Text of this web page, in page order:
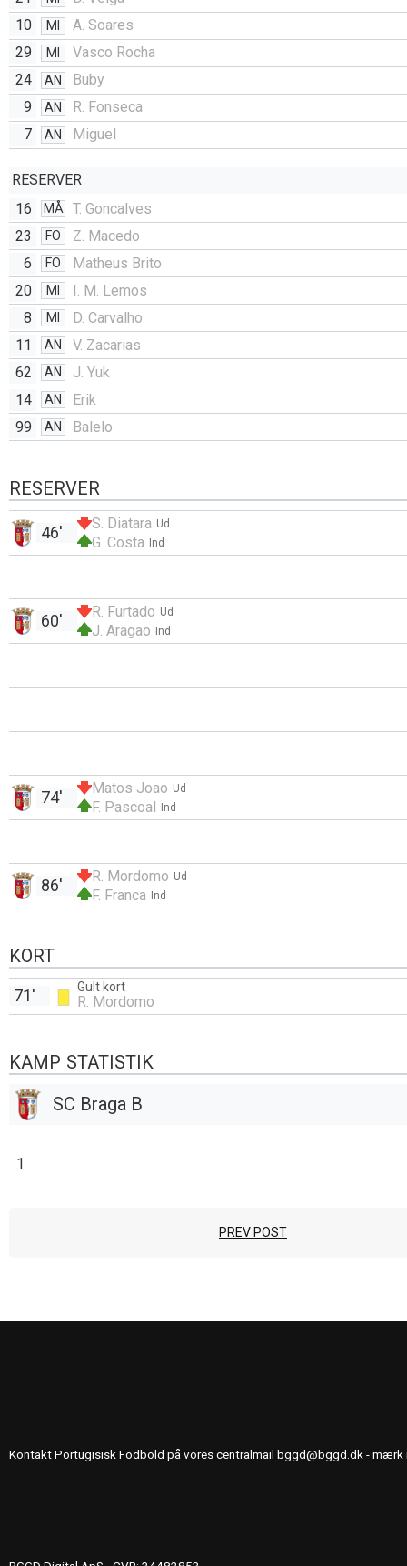
10
MI
A. Soares
29
MI
Vasco Rocha
24
AN
Buby
9
AN
R. Fonseca
7
AN Miguel
RESERVER
16
MÅ
T. Goncalves
23
FO
Z. Macedo
6
FO
Matheus Brito
20
MI
I. M. Lemos
8
MI
D. Carvalho
11
AN
V. Zacarias
62
AN
J. Yuk
14
AN
Erik
99
AN Balelo
RESERVER
Ud
S. Diatara
Ind
G. Costa
46'
Ud
R. Furtado
Ind
J. Aragao
60'
Ud
Matos Joao
Ind
F. Pascoal
74'
Ud
R. Mordomo
Ind
F. Franca
86'
KORT
Gult kort
R. Mordomo
71'
KAMP STATISTIK
SC Braga B
1
PREV POST
Kontakt Portugisisk Fodbold på vores centralmail bggd@bggd.dk - mærk